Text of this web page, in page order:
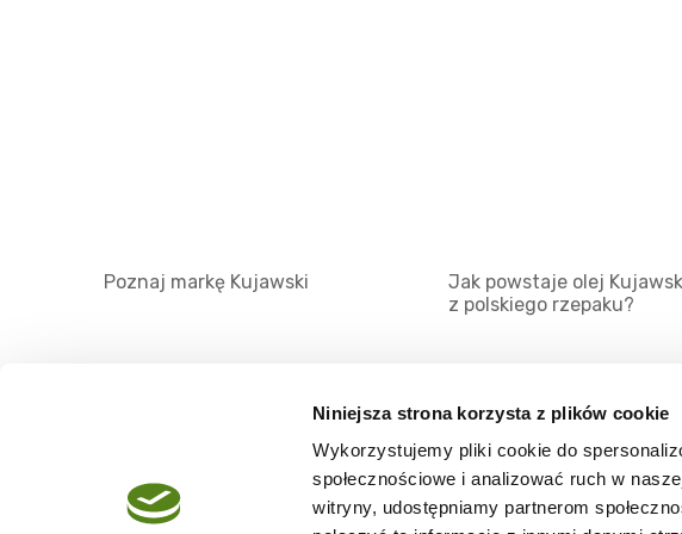
Niniejsza strona korzysta z plików cookie
Wykorzystujemy pliki cookie do
społecznościowe i analizować ruch w
witryny, udostępniamy partnerom
Poznaj markę Kujawski
Jak powstaje olej
z polskiego rzepaku?
Regulamin
Mapa
Kanały RSS